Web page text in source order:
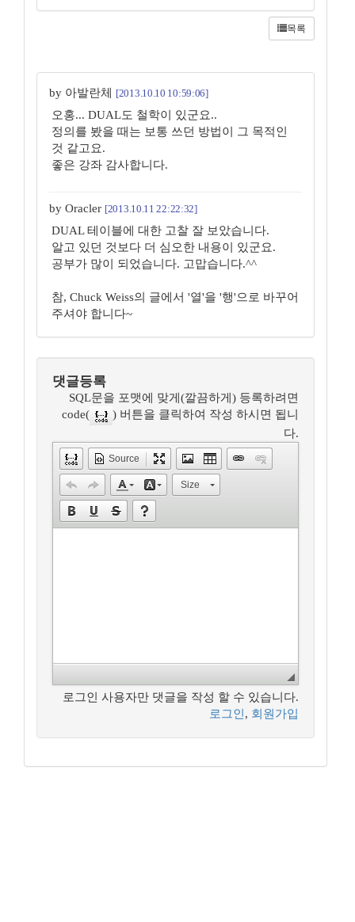
목록
by 아발란체 [2013.10.10 10:59:06]
오홍... DUAL도 철학이 있군요..
정의를 봤을 때는 보통 쓰던 방법이 그 목적인
것 같고요.
좋은 강좌 감사합니다.
by Oracler [2013.10.11 22:22:32]
DUAL 테이블에 대한 고찰 잘 보았습니다.
알고 있던 것보다 더 심오한 내용이 있군요.
공부가 많이 되었습니다. 고맙습니다.^^
참, Chuck Weiss의 글에서 '열'을 '행'으로 바꾸어
주셔야 합니다~
댓글등록
SQL문을 포맷에 맞게(깔끔하게) 등록하려면
code(
) 버튼을 클릭하여 작성 하시면 됩니
다.
Source
Size
로그인 사용자만 댓글을 작성 할 수 있습니다.
로그인 , 회원가입